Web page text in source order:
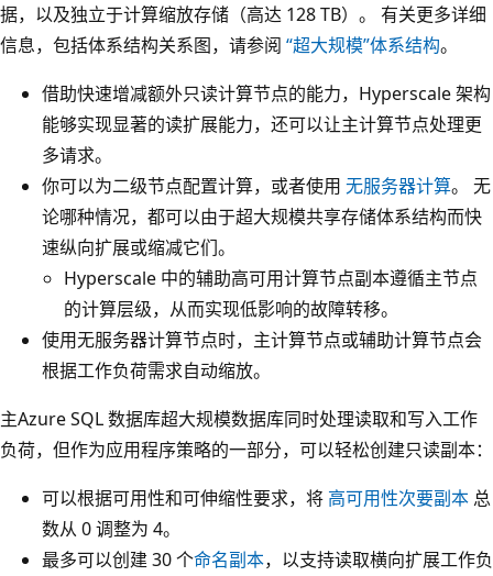
据，以及独立于计算缩放存储（高达 128 TB）。 有关更多详细
信息，包括体系结构关系图，请参阅 “超大规模”体系结构。
借助快速增减额外只读计算节点的能力，Hyperscale 架构
能够实现显著的读扩展能力，还可以让主计算节点处理更
多请求。
你可以为二级节点配置计算，或者使用 无服务器计算。 无
论哪种情况，都可以由于超大规模共享存储体系结构而快
速纵向扩展或缩减它们。
Hyperscale 中的辅助高可用计算节点副本遵循主节点
的计算层级，从而实现低影响的故障转移。
使用无服务器计算节点时，主计算节点或辅助计算节点会
根据工作负荷需求自动缩放。
主Azure SQL 数据库超大规模数据库同时处理读取和写入工作
负荷，但作为应用程序策略的一部分，可以轻松创建只读副本：
可以根据可用性和可伸缩性要求，将 高可用性次要副本 总
数从 0 调整为 4。
最多可以创建 30 个命名副本，以支持读取横向扩展工作负